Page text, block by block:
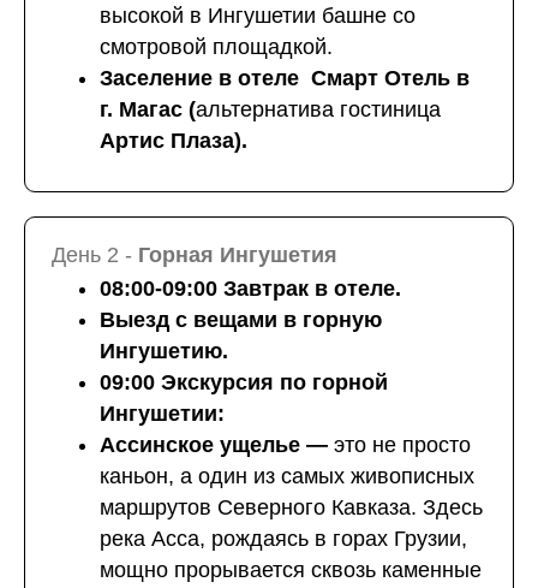
высокой в Ингушетии башне со
смотровой площадкой.
Заселение в отеле Смарт Отель в
г. Магас (альтернатива гостиница
Артис Плаза).
День 2 - Горная Ингушетия
08:00-09:00 Завтрак в отеле.
Выезд с вещами в горную
Ингушетию.
09:00 Экскурсия по горной
Ингушетии:
Ассинское ущелье — это не просто
каньон, а один из самых живописных
маршрутов Северного Кавказа. Здесь
река Асса, рождаясь в горах Грузии,
мощно прорывается сквозь каменные